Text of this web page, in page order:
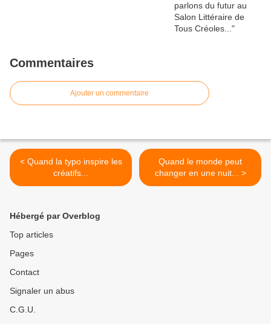
Commentaires
Ajouter un commentaire
< Quand la typo inspire les
créatifs...
Quand le monde peut
changer en une nuit... >
Hébergé par Overblog
Top articles
Pages
Contact
Signaler un abus
C.G.U.